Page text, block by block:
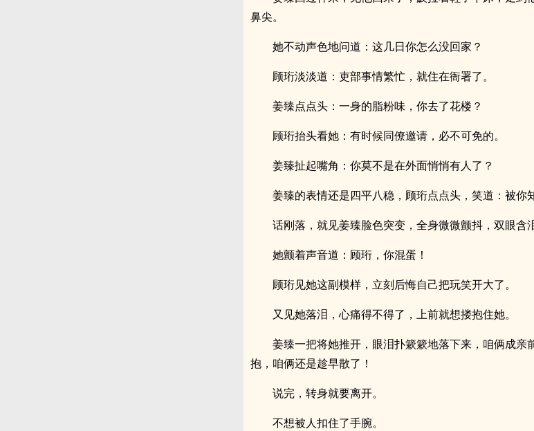
鼻尖。
她不动声色地问道：这几日你怎么没回家？
顾珩淡淡道：吏部事情繁忙，就住在衙署了。
姜臻点点头：一身的脂粉味，你去了花楼？
顾珩抬头看她：有时候同僚邀请，必不可免的。
姜臻扯起嘴角：你莫不是在外面悄悄有人了？
姜臻的表情还是四平八稳，顾珩点点头，笑道：被你
话刚落，就见姜臻脸色突变，全身微微颤抖，双眼含泪
她颤着声音道：顾珩，你混蛋！
顾珩见她这副模样，立刻后悔自己把玩笑开大了。
又见她落泪，心痛得不得了，上前就想搂抱住她。
姜臻一把将她推开，眼泪扑簌簌地落下来，咱俩成亲
抱，咱俩还是趁早散了！
说完，转身就要离开。
不想被人扣住了手腕。